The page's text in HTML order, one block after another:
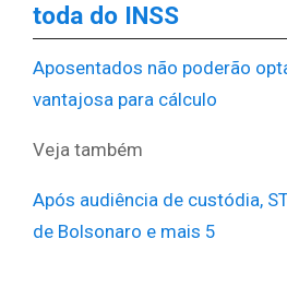
toda do INSS
Aposentados não poderão
vantajosa para cálculo
Veja também
Após audiência de custódia,
de Bolsonaro e mais 5